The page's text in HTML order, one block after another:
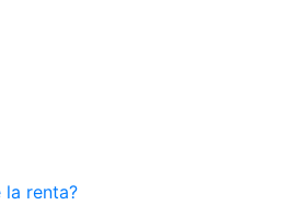
la renta?